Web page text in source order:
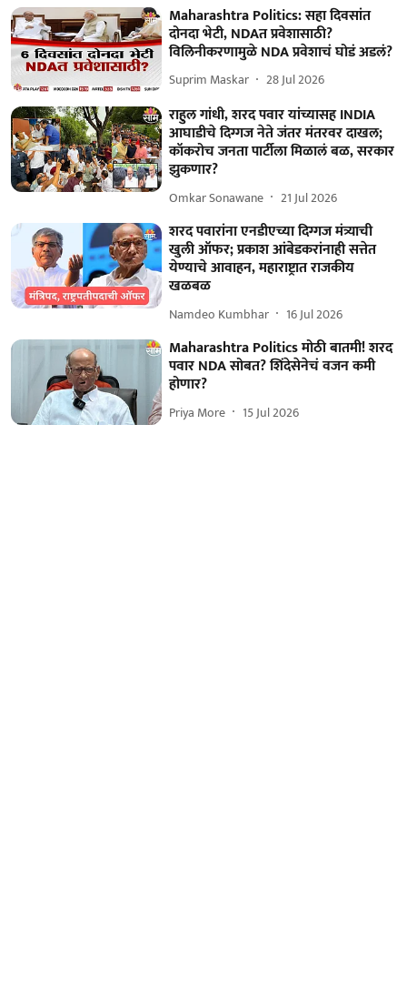
Maharashtra Politics: सहा दिवसांत
दोनदा भेटी, NDAत प्रवेशासाठी?
विलिनीकरणामुळे NDA प्रवेशाचं घोडं अडलं?
Suprim Maskar 28 Jul 2026
राहुल गांधी, शरद पवार यांच्यासह INDIA
आघाडीचे दिग्गज नेते जंतर मंतरवर दाखल;
कॉकरोच जनता पार्टीला मिळालं बळ, सरकार
झुकणार?
Omkar Sonawane 21 Jul 2026
शरद पवारांना एनडीएच्या दिग्गज मंत्र्याची
खुली ऑफर; प्रकाश आंबेडकरांनाही सत्तेत
येण्याचे आवाहन, महाराष्ट्रात राजकीय
खळबळ
Namdeo Kumbhar 16 Jul 2026
Maharashtra Politics मोठी बातमी! शरद
पवार NDA सोबत? शिंदेसेनेचं वजन कमी
होणार?
Priya More 15 Jul 2026